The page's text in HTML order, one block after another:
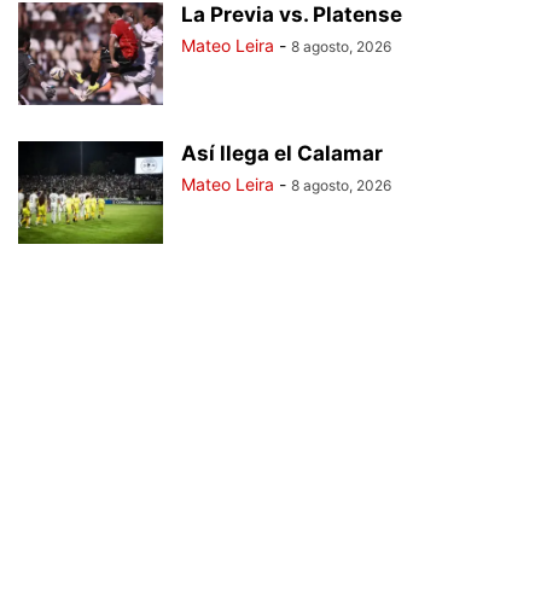
La Previa vs. Platense
Mateo Leira - 8 agosto, 2026
Así llega el Calamar
Mateo Leira - 8 agosto, 2026